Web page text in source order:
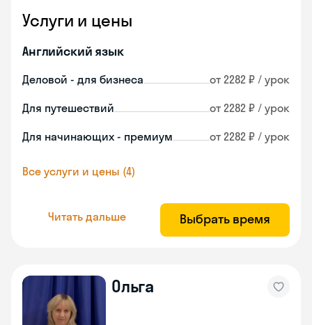
Услуги и цены
Английский язык
Деловой - для бизнеса от 2282 ₽ / урок
Для путешествий от 2282 ₽ / урок
Для начинающих - премиум от 2282 ₽ / урок
Все услуги и цены (4)
Читать дальше Выбрать время
Ольга